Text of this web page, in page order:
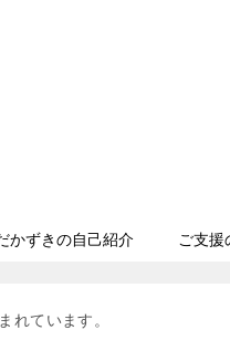
かずきの自己紹介 ご支援
れています。